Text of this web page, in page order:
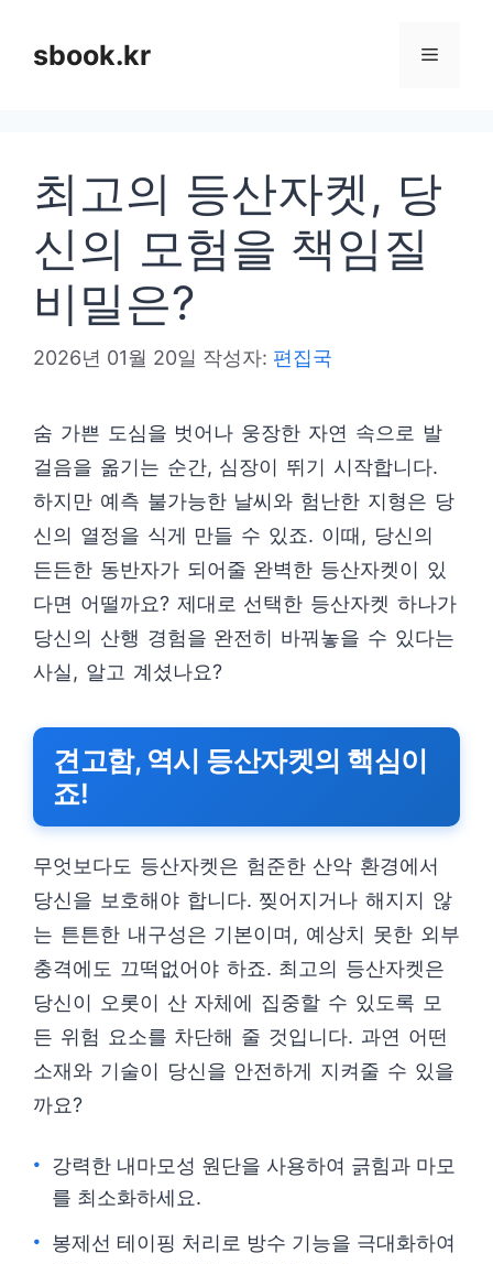
sbook.kr 메
최고의 등산자켓, 당
신의 모험을 책임질
비밀은?
2026년 01월 20일 작성자: 편집국
숨 가쁜 도심을 벗어나 웅장한 자연 속으로 발
걸음을 옮기는 순간, 심장이 뛰기 시작합니다.
하지만 예측 불가능한 날씨와 험난한 지형은 당
신의 열정을 식게 만들 수 있죠. 이때, 당신의
든든한 동반자가 되어줄 완벽한 등산자켓이 있
다면 어떨까요? 제대로 선택한 등산자켓 하나가
당신의 산행 경험을 완전히 바꿔놓을 수 있다는
사실, 알고 계셨나요?
견고함, 역시 등산자켓의 핵심이
죠!
무엇보다도 등산자켓은 험준한 산악 환경에서
당신을 보호해야 합니다. 찢어지거나 해지지 않
는 튼튼한 내구성은 기본이며, 예상치 못한 외부
충격에도 끄떡없어야 하죠. 최고의 등산자켓은
당신이 오롯이 산 자체에 집중할 수 있도록 모
든 위험 요소를 차단해 줄 것입니다. 과연 어떤
소재와 기술이 당신을 안전하게 지켜줄 수 있을
까요?
강력한 내마모성 원단을 사용하여 긁힘과 마모
를 최소화하세요.
봉제선 테이핑 처리로 방수 기능을 극대화하여